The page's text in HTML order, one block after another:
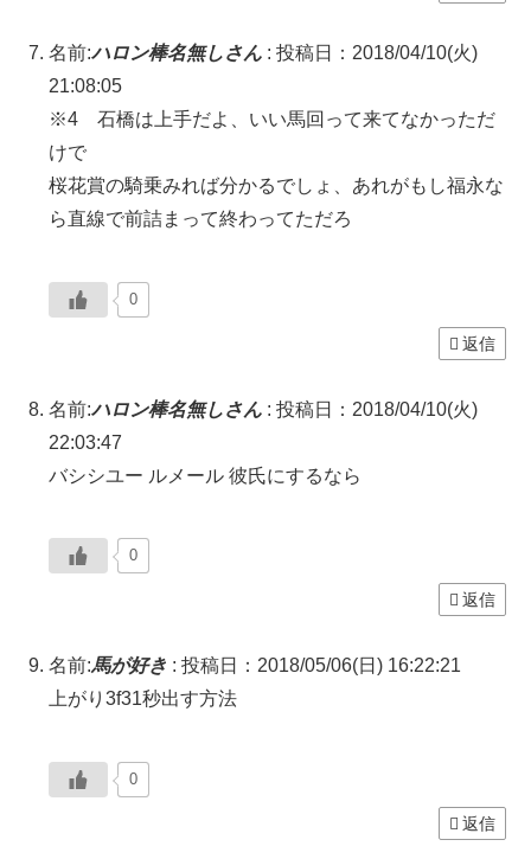
名前:ハロン棒名無しさん : 投稿日：2018/04/10(火)
21:08:05
※4 石橋は上手だよ、いい馬回って来てなかっただ
けで
桜花賞の騎乗みれば分かるでしょ、あれがもし福永な
ら直線で前詰まって終わってただろ
0
返信
名前:ハロン棒名無しさん : 投稿日：2018/04/10(火)
22:03:47
バシシユー ルメール 彼氏にするなら
0
返信
名前:馬が好き : 投稿日：2018/05/06(日) 16:22:21
上がり3f31秒出す方法
0
返信